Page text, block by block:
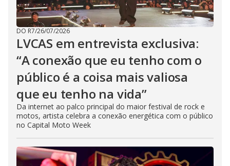
DO R7/26/07/2026
LVCAS em entrevista exclusiva:
“A conexão que eu tenho com o
público é a coisa mais valiosa
que eu tenho na vida”
Da internet ao palco principal do maior festival de rock e
motos, artista celebra a conexão energética com o público
no Capital Moto Week